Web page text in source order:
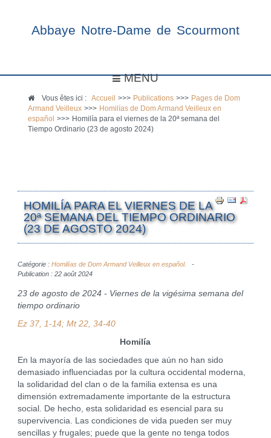
Abbaye Notre-Dame de Scourmont
MENU
Vous êtes ici :Accueil >>> Publications >>> Pages de Dom
Armand Veilleux >>> Homilías de Dom Armand Veilleux en
español
>>> Homilía para el viernes de la 20ª semana del
Tiempo Ordinario (23 de agosto 2024)
HOMILÍA PARA EL VIERNES DE LA
20ª SEMANA DEL TIEMPO ORDINARIO
(23 DE AGOSTO 2024)
Catégorie : Homilías de Dom Armand Veilleux en español.
Publication : 22 août 2024
23 de agosto de 2024 - Viernes de la vigésima semana del
tiempo ordinario
Ez 37, 1-14; Mt 22, 34-40
Homilía
En la mayoría de las sociedades que aún no han sido
demasiado influenciadas por la cultura occidental moderna,
la solidaridad del clan o de la familia extensa es una
dimensión extremadamente importante de la estructura
social. De hecho, esta solidaridad es esencial para su
supervivencia. Las condiciones de vida pueden ser muy
sencillas y frugales; puede que la gente no tenga todos